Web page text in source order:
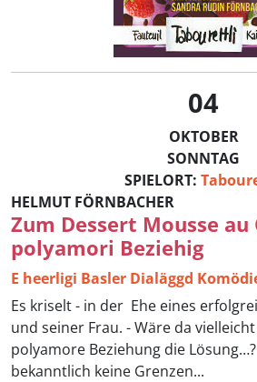
04
OKTOBER
SONNTAG
SPIELORT:
HELMUT FÖRNBACHER
Zum Dessert Mousse au
polyamori Beziehig
E heerligi Basler Dialäggd
Es kriselt - in der Ehe eines
und seiner Frau. - Wäre da
polyamore Beziehung die
bekanntlich keine Grenzen...